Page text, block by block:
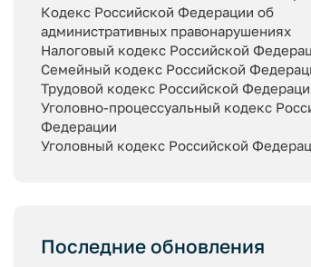
Кодекс Российской Федерации об
административных правонарушениях
Налоговый кодекс Российской
Семейный кодекс Российской
Трудовой кодекс Российской
Уголовно-процессуальный кодекс
Федерации
Уголовный кодекс Российской
Последние обновления